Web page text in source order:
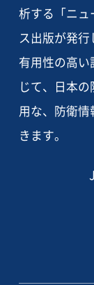
析する「ニュ
ス出版が発行
有用性の高
じて、日本
用な、防衛
きます。